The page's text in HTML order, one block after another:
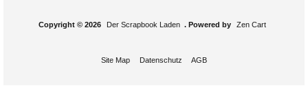
Copyright © 2026 Der Scrapbook Laden . Powered by Zen Cart
Site Map Datenschutz AGB